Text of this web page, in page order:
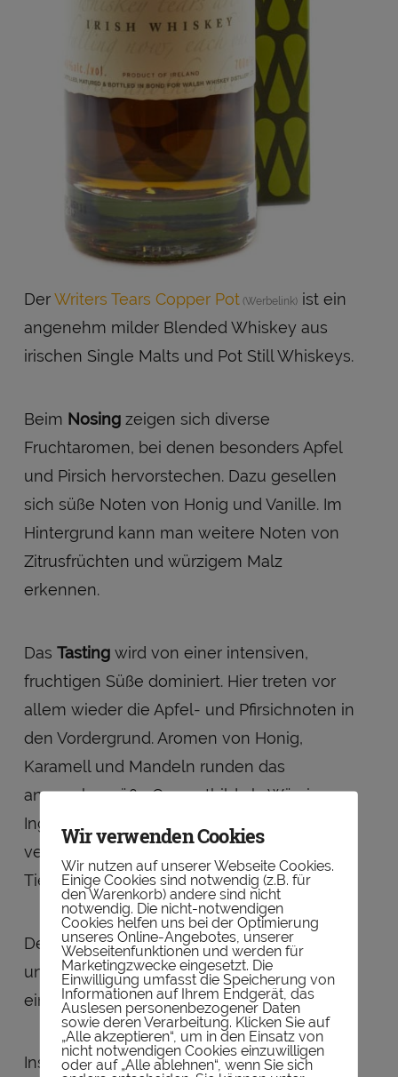
DerWriters Tears Copper Pot
ist ein
angenehm milder Blended Whiskey aus
irischen Single Malts und Pot Still Whiskeys.
Beim Nosingzeigen sich diverse
Fruchtaromen, bei denen besonders Apfel
und Pirsich hervorstechen. Dazu gesellen
sich süße Noten von Honig und Vanille. Im
Hintergrund kann man weitere Noten von
Zitrusfrüchten und würzigem Malz
erkennen.
Das Tastingwird von einer intensiven,
fruchtigen Süße dominiert. Hier treten vor
allem wieder die Apfel- und Pfirsichnoten in
den Vordergrund. Aromen von Honig,
Karamell und Mandeln runden das
angenehm süße Gesamtbild ab. Würziger
Ingwer, frisches Getreide und Eichenholz
verleihen dem Whiskey einen gewissen
Tiefgang.
Der Abgangist lang, angenehm wärmend
und würzig-süß. Der Alkohol ist schön
eingebunden.
Insgesamt ist der Writers Tears Irish
Wir verwenden Cookies
Wir nutzen auf unserer Webseite Cookies.
Einige Cookies sind notwendig (z.B. für
den Warenkorb) andere sind nicht
notwendig. Die nicht-notwendigen
Cookies helfen uns bei der Optimierung
unseres Online-Angebotes, unserer
Webseitenfunktionen und werden für
Marketingzwecke eingesetzt. Die
Einwilligung umfasst die Speicherung von
Informationen auf Ihrem Endgerät, das
Auslesen personenbezogener Daten
sowie deren Verarbeitung. Klicken Sie auf
„Alle akzeptieren“, um in den Einsatz von
nicht notwendigen Cookies einzuwilligen
oder auf „Alle ablehnen“, wenn Sie sich